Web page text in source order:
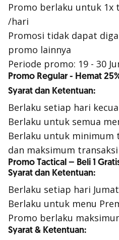
Promo berlaku untuk
/hari
Promosi tidak dapat
promo lainnya
Periode promo: 19 - 30
Promo Regular - Hemat
Syarat dan Ketentuan:
Berlaku setiap hari
Berlaku untuk semua
Berlaku untuk minimum
dan maksimum transaksi
Promo Tactical – Beli 1
Syarat dan Ketentuan:
Berlaku setiap hari Jumat
Berlaku untuk menu
Promo berlaku
Syarat & Ketentuan: